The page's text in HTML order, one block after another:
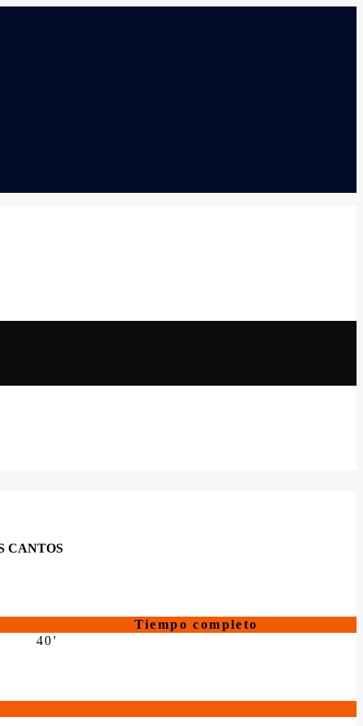
CANTOS
Tiempo completo
40'